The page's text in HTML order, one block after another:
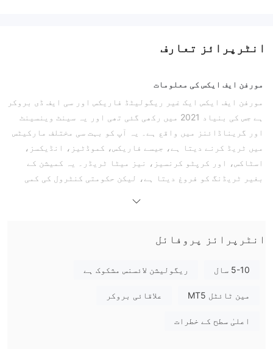
انٹرپرائز تعارف
مورفن ایف ایکس کی معلومات
مورفن ایف ایکس ایک غیر ریگولیٹڈ فاریکس اور سی ایف ڈی بروکر
ہے جس کی بنیاد 2021 میں رکھی گئی تھی اور یہ سینٹ وینسینٹ
اور گریناڈائنز میں واقع ہے۔ یہ آپ کو بہت سی مختلف مارکیٹس
میں ٹریڈ کرنے دیتا ہے، جیسے فاریکس، کموڈٹیز، انڈیکسز،
اسٹاکس، اور کرپٹو کرنسیز، نیز میٹا ٹریڈر۔ یہ کمیشن کے
بغیر ٹریڈنگ کو فروغ دیتا ہے، لیکن حکومتی کنٹرول کی کمی
فوائد اور نقصانات
کیا مورفن ایف ایکس جائز ہے؟
گریناڈائنز میں رجسٹرڈ ہونے کا دعویٰ کرنے کے باوجود، اس
ریگولیٹ کرنے کے لیے کوئی تسلیم شدہ مالیاتی اتھارٹی موجود
انٹرپرائز پروفائل
5-10 سال ریگولیشن لائسنس مشکوک ہے
مین ٹائٹل MT5 علاقائی بروکر
اعلیٰ سطح کے خطرات